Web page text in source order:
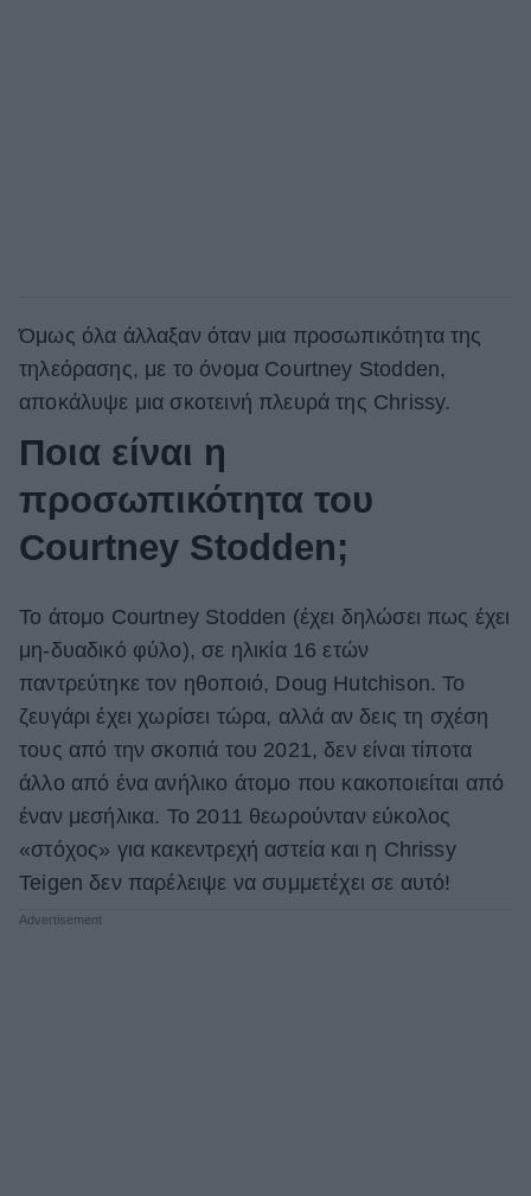
Όμως όλα άλλαξαν όταν μια προσωπικότητα της
τηλεόρασης, με το όνομα Courtney Stodden,
αποκάλυψε μια σκοτεινή πλευρά της Chrissy.
Ποια είναι η
προσωπικότητα του
Courtney Stodden;
Το άτομο Courtney Stodden (έχει δηλώσει πως έχει
μη-δυαδικό φύλο), σε ηλικία 16 ετών
παντρεύτηκε τον ηθοποιό, Doug Hutchison. Το
ζευγάρι έχει χωρίσει τώρα, αλλά αν δεις τη σχέση
τους από την σκοπιά του 2021, δεν είναι τίποτα
άλλο από ένα ανήλικο άτομο που κακοποιείται από
έναν μεσήλικα. Το 2011 θεωρούνταν εύκολος
«στόχος» για κακεντρεχή αστεία και η Chrissy
Teigen δεν παρέλειψε να συμμετέχει σε αυτό!